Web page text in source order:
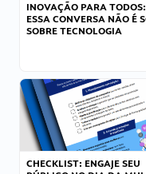
INOVAÇÃO PARA TODOS:
ESSA CONVERSA NÃO É
SOBRE TECNOLOGIA
CHECKLIST: ENGAJE SEU